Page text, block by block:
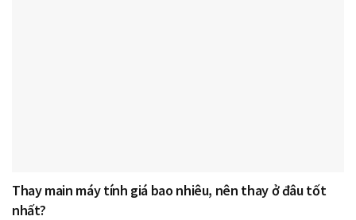
Thay main máy tính giá bao nhiêu, nên thay ở đâu tốt
nhất?